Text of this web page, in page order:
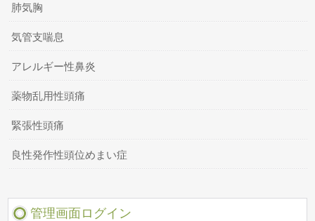
肺気胸
気管支喘息
アレルギー性鼻炎
薬物乱用性頭痛
緊張性頭痛
良性発作性頭位めまい症
管理画面ログイン